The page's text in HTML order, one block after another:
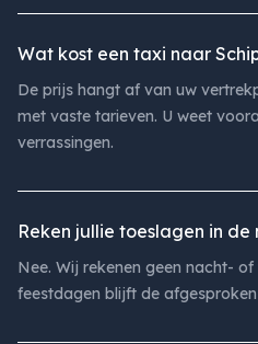
Wat kost een taxi naar
De prijs hangt af van uw
met vaste tarieven. U weet
verrassingen.
Reken jullie toeslagen in
Nee. Wij rekenen geen nacht-
feestdagen blijft de